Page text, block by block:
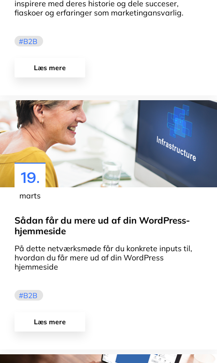
inspirere med deres historie og dele succeser,
fiaskoer og erfaringer som marketingansvarlig.
B2B
Læs mere
19.
marts
Sådan får du mere ud af din WordPress-
hjemmeside
På dette netværksmøde får du konkrete inputs til,
hvordan du får mere ud af din WordPress
hjemmeside
B2B
Læs mere